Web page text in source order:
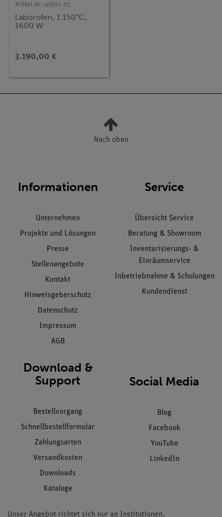
Artikel-Nr.:49561-93
Laborofen, 1.150°C,
1600 W
3.190,00 €
Nach oben
Informationen
Unternehmen
Projekte und Lösungen
Presse
Stellenangebote
Kontakt
Hinweisgeberschutz
Datenschutz
Impressum
AGB
Service
Übersicht Service
Beratung & Showroom
Inventarisierungs- &
Einräumservice
Inbetriebnahme & Schulungen
Kundendienst
Download &
Support
Bestellvorgang
Schnellbestellformular
Zahlungsarten
Versandkosten
Downloads
Kataloge
Social Media
Blog
Facebook
YouTube
LinkedIn
Unser Angebot richtet sich nur an Institutionen,